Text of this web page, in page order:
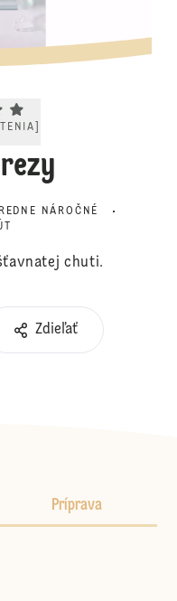
rating 5.0. Click to rate.
NÁROČNÉ
chuti.
Zdieľať
Príprava